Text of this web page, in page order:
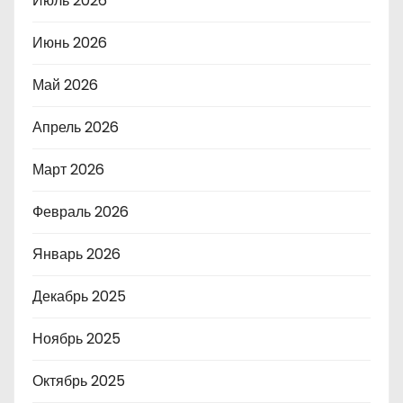
Июнь 2026
Май 2026
Апрель 2026
Март 2026
Февраль 2026
Январь 2026
Декабрь 2025
Ноябрь 2025
Октябрь 2025